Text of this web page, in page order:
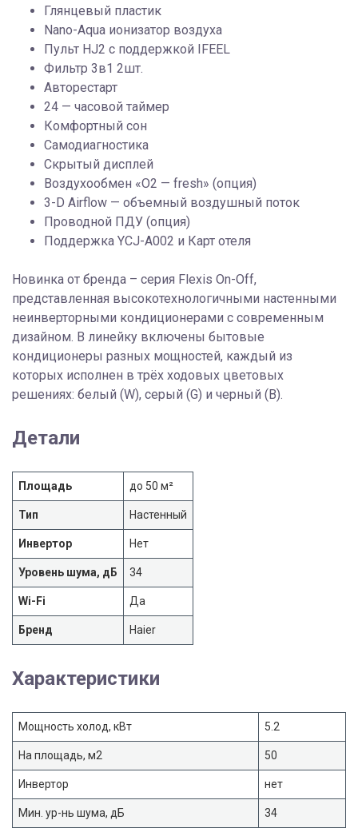
Глянцевый пластик
Nano-Aqua ионизатор воздуха
Пульт HJ2 с поддержкой IFEEL
Фильтр 3в1 2шт.
Авторестарт
24 — часовой таймер
Комфортный сон
Самодиагностика
Скрытый дисплей
Воздухообмен «О2 — fresh» (опция)
3-D Airflow — объемный воздушный поток
Проводной ПДУ (опция)
Поддержка YCJ-A002 и Карт отеля
Новинка от бренда – серия Flexis On-Off,
представленная высокотехнологичными настенными
неинверторными кондиционерами с современным
дизайном. В линейку включены бытовые
кондиционеры разных мощностей, каждый из
которых исполнен в трёх ходовых цветовых
решениях: белый (W), серый (G) и черный (B).
Детали
Площадь до 50 м²
Тип Настенный
Инвертор Нет
Уровень шума, дБ 34
Wi-Fi Да
Бренд Haier
Характеристики
Мощность холод, кВт 5.2
На площадь, м2 50
Инвертор нет
Мин. ур-нь шума, дБ 34